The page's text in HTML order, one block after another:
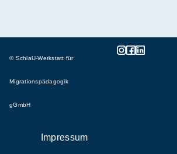
© SchlaU-Werkstatt für
Migrationspädagogik
gGmbH
Impressum